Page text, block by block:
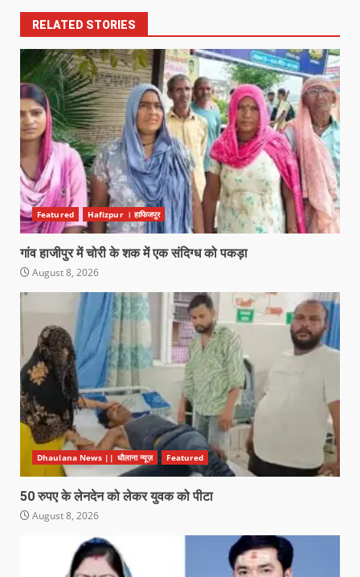
RELATED STORIES
Featured Hafizpur । हाफिजपुर
गांव हाजीपुर में चोरी के शक में एक संदिग्ध को पकड़ा
August 8, 2026
Dhaulana News || धौलाना न्यूज़ Featured
50 रुपए के लेनदेन को लेकर युवक को पीटा
August 8, 2026